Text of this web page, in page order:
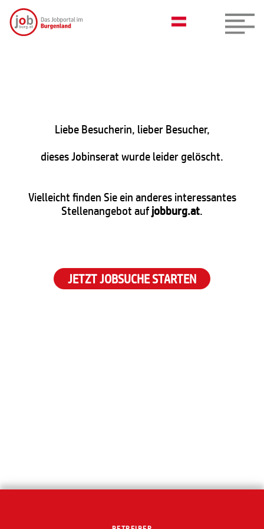
Liebe Besucherin, lieber Besucher,
dieses Jobinserat wurde leider gelöscht.
Vielleicht finden Sie ein anderes interessantes
Stellenangebot aufjobburg.at.
JETZT JOBSUCHE STARTEN